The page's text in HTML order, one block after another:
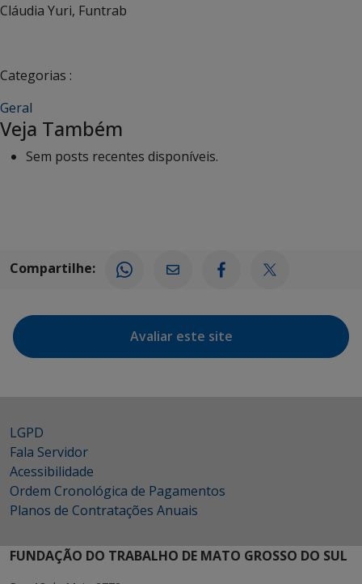
Cláudia Yuri, Funtrab
Categorias :
Geral
Veja Também
Sem posts recentes disponíveis.
Compartilhe:
Avaliar este site
LGPD
Fala Servidor
Acessibilidade
Ordem Cronológica de Pagamentos
Planos de Contratações Anuais
FUNDAÇÃO DO TRABALHO DE MATO GROSSO DO SUL